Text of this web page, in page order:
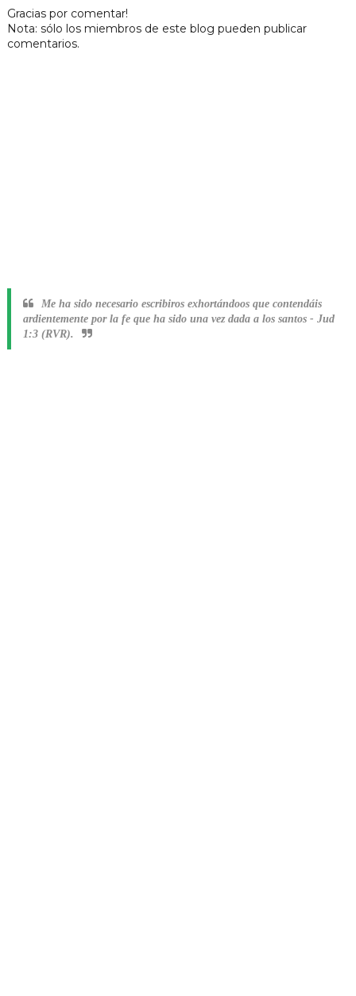
Gracias por comentar!
Nota: sólo los miembros de este blog pueden publicar
comentarios.
Me ha sido necesario escribiros exhortándoos que contendáis
ardientemente por la fe que ha sido una vez dada a los santos - Jud
1:3 (RVR).